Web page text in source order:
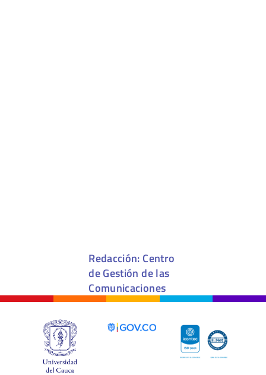
Redacción: Centro
de Gestión de las
Comunicaciones